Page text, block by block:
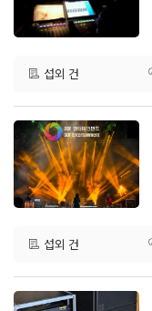
섭외 건
섭외 건